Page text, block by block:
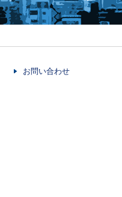
お問い合わせ